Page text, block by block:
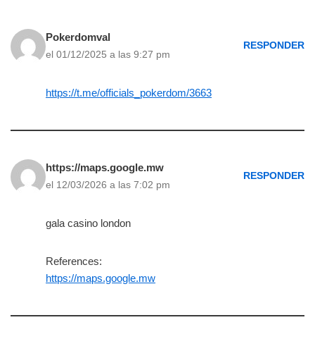
Pokerdomval
el 01/12/2025 a las 9:27 pm
RESPONDER
https://t.me/officials_pokerdom/3663
https://maps.google.mw
el 12/03/2026 a las 7:02 pm
RESPONDER
gala casino london
References:
https://maps.google.mw